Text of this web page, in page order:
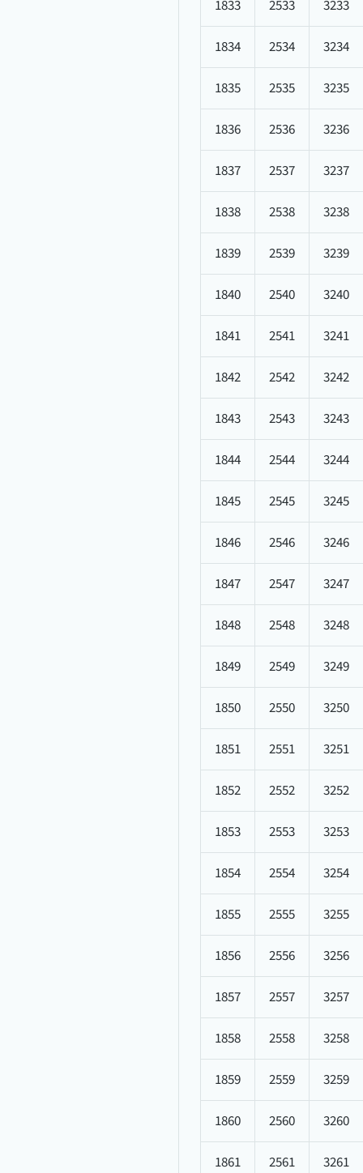
1833 2533 3233
1834 2534 3234
1835 2535 3235
1836 2536 3236
1837 2537 3237
1838 2538 3238
1839 2539 3239
1840 2540 3240
1841 2541 3241
1842 2542 3242
1843 2543 3243
1844 2544 3244
1845 2545 3245
1846 2546 3246
1847 2547 3247
1848 2548 3248
1849 2549 3249
1850 2550 3250
1851 2551 3251
1852 2552 3252
1853 2553 3253
1854 2554 3254
1855 2555 3255
1856 2556 3256
1857 2557 3257
1858 2558 3258
1859 2559 3259
1860 2560 3260
1861 2561 3261